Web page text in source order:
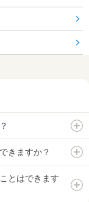
きますか？
とはできます